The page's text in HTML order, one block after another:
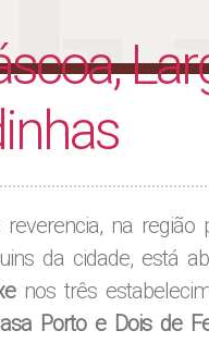
na
da cidade, está
nos três
Porto e Dois de